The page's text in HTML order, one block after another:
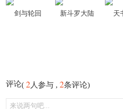
剑与轮回 新斗罗大陆 天
评论( 2人参与 , 2条评论)